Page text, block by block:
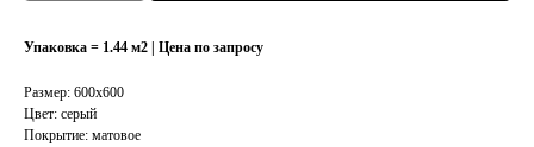
Упаковка = 1.44 м2 | Цена по запросу
Размер: 600x600
Цвет: серый
Покрытие: матовое